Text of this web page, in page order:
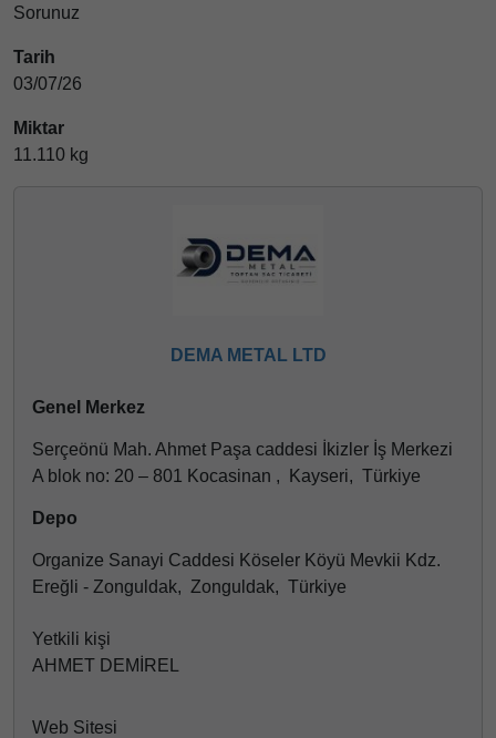
Sorunuz
Tarih
03/07/26
Miktar
11.110 kg
DEMA METAL LTD
Genel Merkez
Serçeönü Mah. Ahmet Paşa caddesi İkizler İş Merkezi
A blok no: 20 – 801 Kocasinan , Kayseri, Türkiye
Depo
Organize Sanayi Caddesi Köseler Köyü Mevkii Kdz.
Ereğli - Zonguldak, Zonguldak, Türkiye
Yetkili kişi
AHMET DEMİREL
Web Sitesi